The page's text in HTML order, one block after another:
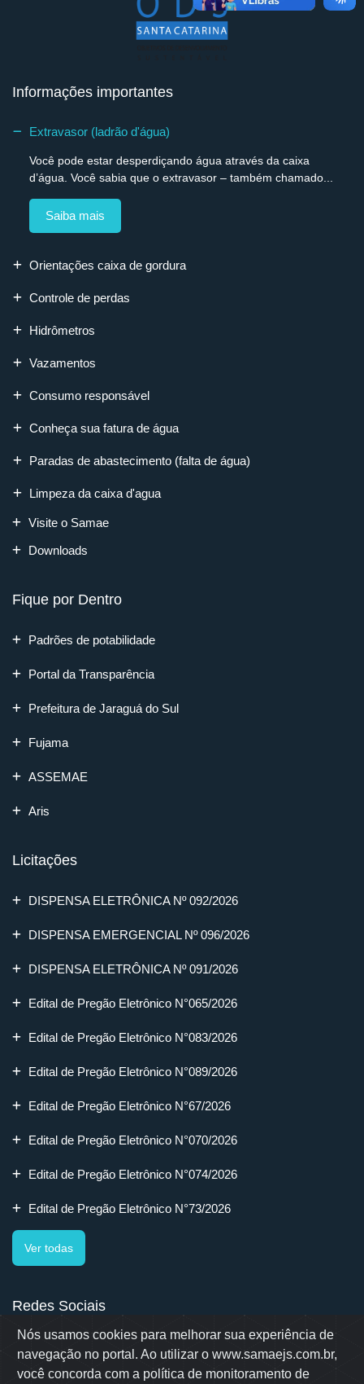
Nós usamos cookies para melhorar sua experiência de
navegação no portal. Ao utilizar o www.samaejs.com.br,
você concorda com a política de monitoramento de
Informações importantes
Extravasor (ladrão d'água)
Você pode estar desperdiçando água através da caixa
d’água. Você sabia que o extravasor – também chamado...
Saiba mais
Orientações caixa de gordura
Controle de perdas
Hidrômetros
Vazamentos
Consumo responsável
Conheça sua fatura de água
Paradas de abastecimento (falta de água)
Limpeza da caixa d'agua
Visite o Samae
Downloads
Fique por Dentro
Padrões de potabilidade
Portal da Transparência
Prefeitura de Jaraguá do Sul
Fujama
ASSEMAE
Aris
Licitações
DISPENSA ELETRÔNICA Nº 092/2026
DISPENSA EMERGENCIAL Nº 096/2026
DISPENSA ELETRÔNICA Nº 091/2026
Edital de Pregão Eletrônico N°065/2026
Edital de Pregão Eletrônico N°083/2026
Edital de Pregão Eletrônico N°089/2026
Edital de Pregão Eletrônico N°67/2026
Edital de Pregão Eletrônico N°070/2026
Edital de Pregão Eletrônico N°074/2026
Edital de Pregão Eletrônico N°73/2026
Ver todas
Redes Sociais